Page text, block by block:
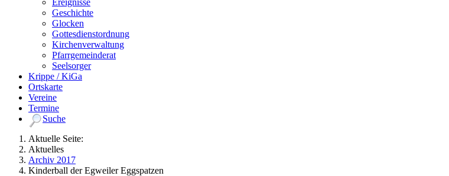
Ereignisse
Geschichte
Glocken
Gottesdienstordnung
Kirchenverwaltung
Pfarrgemeinderat
Seelsorger
Krippe / KiGa
Ortskarte
Vereine
Termine
Suche
Aktuelle Seite:
Aktuelles
Archiv 2017
Kinderball der Egweiler Eggspatzen